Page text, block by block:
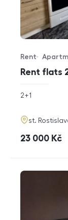
Rent flats
Offer type
Rent
Property type
rozměry
disposition
2+1
adresa
st.
cena
23 000 Kč